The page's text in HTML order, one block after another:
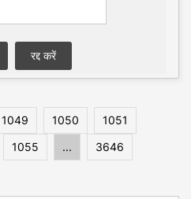
1049 1050
1051
1055 ...
3646